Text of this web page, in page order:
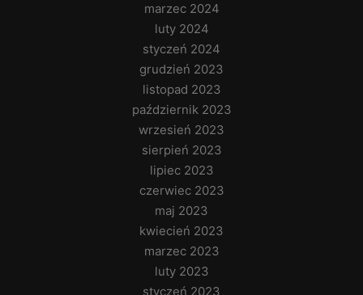
marzec 2024
luty 2024
styczeń 2024
grudzień 2023
listopad 2023
październik 2023
wrzesień 2023
sierpień 2023
lipiec 2023
czerwiec 2023
maj 2023
kwiecień 2023
marzec 2023
luty 2023
styczeń 2023